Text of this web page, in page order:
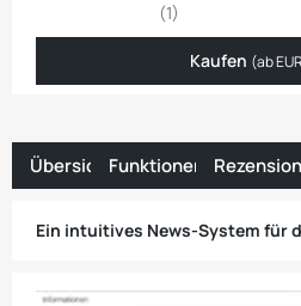
(1)
Kaufen (ab
ÜbersichtFunktionen 13
Ein intuitives News-System für